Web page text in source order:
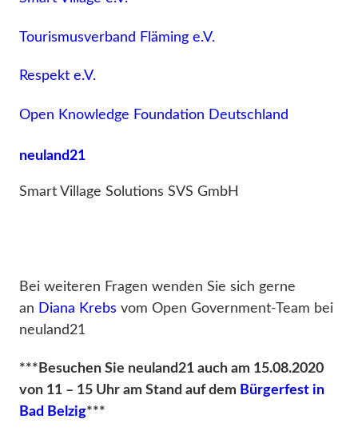
Tourismusverband Fläming e.V.
Respekt e.V.
Open Knowledge Foundation Deutschland
neuland21
Smart Village Solutions SVS GmbH
Bei weiteren Fragen wenden Sie sich gerne
an Diana Krebs vom Open Government-Team bei
neuland21
***Besuchen Sie neuland21 auch am 15.08.2020
von 11 – 15 Uhr am Stand auf dem Bürgerfest in
Bad Belzig***